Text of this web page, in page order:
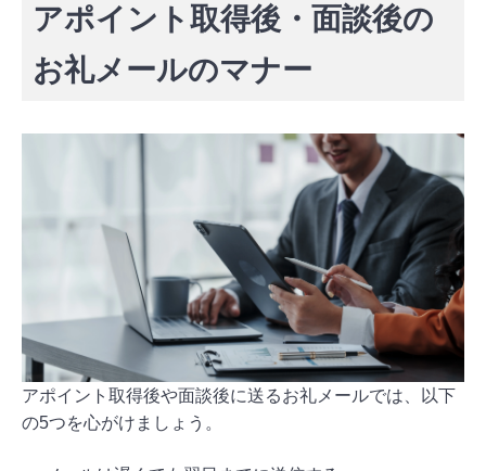
アポイント取得後・面談後の
お礼メールのマナー
アポイント取得後や面談後に送るお礼メールでは、以下
の5つを心がけましょう。